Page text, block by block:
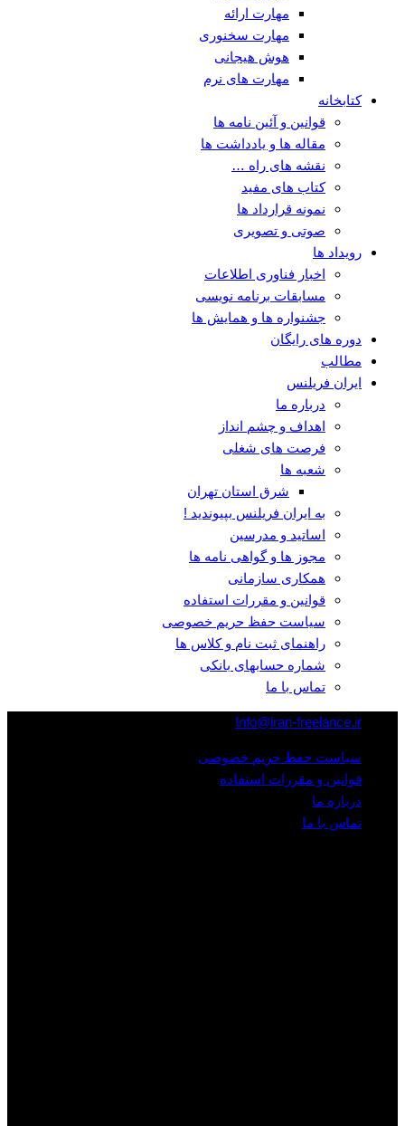
مهارت ارائه
مهارت سخنوری
هوش هیجانی
مهارت های نرم
کتابخانه
قوانین و آئین نامه ها
مقاله ها و یادداشت ها
نقشه های راه …
کتاب های مفید
نمونه قرارداد ها
صوتی و تصویری
رویداد ها
اخبار فناوری اطلاعات
مسابقات برنامه نویسی
جشنواره ها و همایش ها
دوره های رایگان
مطالب
ایران فریلنس
درباره ما
اهداف و چشم انداز
فرصت های شغلی
شعبه ها
شرق استان تهران
به ایران فریلنس بپیوندید !
اساتید و مدرسین
مجوز ها و گواهی نامه ها
همکاری سازمانی
قوانین و مقررات استفاده
سیاست حفظ حریم خصوصی
راهنمای ثبت نام و کلاس ها
شماره حسابهای بانکی
تماس با ما
Info@iran-freelance.ir
سیاست حفظ حریم خصوصی
قوانین و مقررات استفاده
درباره ما
تماس با ما